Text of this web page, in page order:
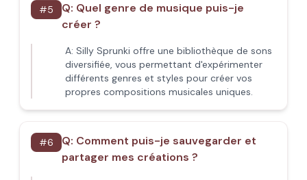
#5 Q: Quel genre de musique puis-je
créer ?
A: Silly Sprunki offre une bibliothèque de sons
diversifiée, vous permettant d'expérimenter
différents genres et styles pour créer vos
propres compositions musicales uniques.
#6 Q: Comment puis-je sauvegarder et
partager mes créations ?